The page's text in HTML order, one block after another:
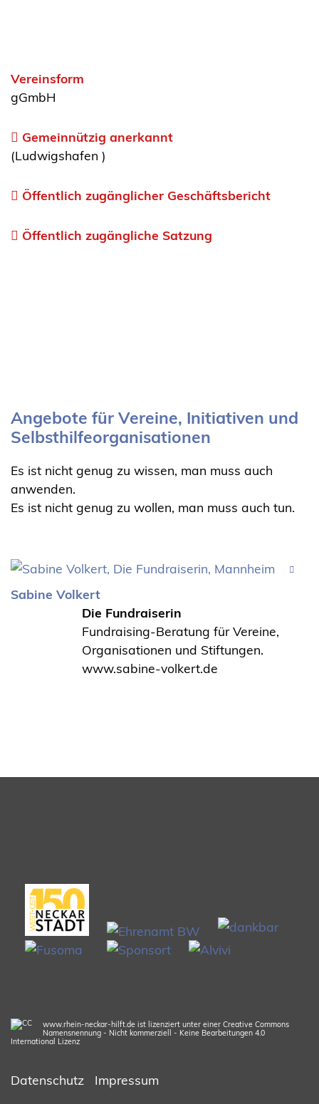
Vereinsform
gGmbH
Gemeinnützig anerkannt
(Ludwigshafen )
Öffentlich zugänglicher Geschäftsbericht
Öffentlich zugängliche Satzung
Angebote für Vereine, Initiativen und
Selbsthilfeorganisationen
Es ist nicht genug zu wissen, man muss auch
anwenden.
Es ist nicht genug zu wollen, man muss auch tun.
Sabine Volkert
Die Fundraiserin
Fundraising-Beratung für Vereine,
Organisationen und Stiftungen.
www.sabine-volkert.de
www.rhein-neckar-hilft.de ist lizenziert unter einer Creative Commons
Namensnennung - Nicht kommerziell - Keine Bearbeitungen 4.0
International Lizenz
Datenschutz Impressum